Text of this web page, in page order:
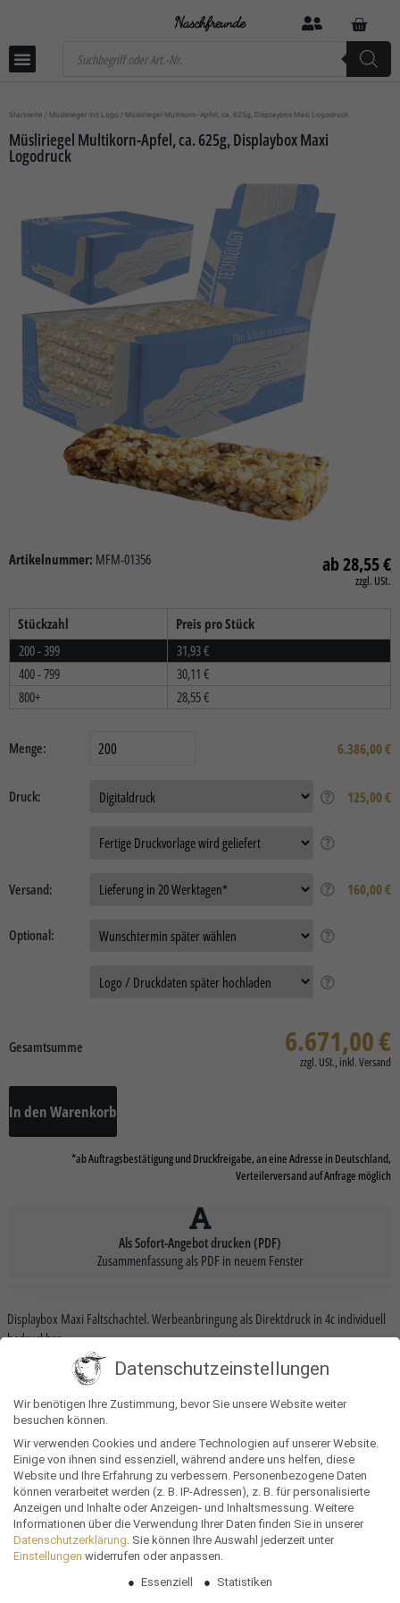
Displaybox Maxi Faltschachtel. Werbeanbringung als Direktdruck in 4c individuell
bedruckbar.
Gewicht
0,625 kg
Größe
15,5 × 22,5 × 8,5 cm
Nachhaltigkeit
Vegan
Anlass
Gesundheitstag,Kundenevent,Meetings
Messe,Tagung
Startseite / Müsliriegel mit Logo / Müsliriegel Multikorn-Apfel, ca. 625g, Displaybox Maxi Logodruck
Müsliriegel Multikorn-Apfel, ca. 625g, Displaybox Maxi
Logodruck
Artikelnummer: MFM-01356 28,55€
zzgl. USt.
Stückzahl
Preis pro Stück
200 - 399
31,93€
400 - 799
30,11 €
800+
28,55€
Menge: 6.386,00€
Druck: 125,00 €
Versand: 160,00 €
Optional:
Gesamtsumme 6.671,00€
In den Warenkorb
*ab Auftragsbestätigung und Druckfreigabe, an eine Adresse in Deutschland,
Verteilerversand auf Anfrage möglich
Als Sofort-Angebot drucken (PDF)
Zusammenfassung als PDF in neuem Fenster
Datenschutzeinstellungen
Wir benötigen Ihre Zustimmung, bevor Sie unsere Website weiter
besuchen können.
Wir verwenden Cookies und andere Technologien auf unserer Website.
Einige von ihnen sind essenziell, während andere uns helfen, diese
Website und Ihre Erfahrung zu verbessern. Personenbezogene Daten
können verarbeitet werden (z. B. IP-Adressen), z. B. für personalisierte
Anzeigen und Inhalte oder Anzeigen- und Inhaltsmessung. Weitere
Informationen über die Verwendung Ihrer Daten finden Sie in unserer
Datenschutzerklärung Sie können Ihre Auswahl jederzeit unter
Einstellungen widerrufen oder anpassen.
Essenziell
Statistiken